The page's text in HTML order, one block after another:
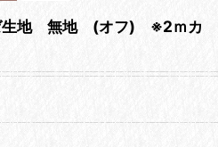
生地 無地 (オフ) ※2ｍカ